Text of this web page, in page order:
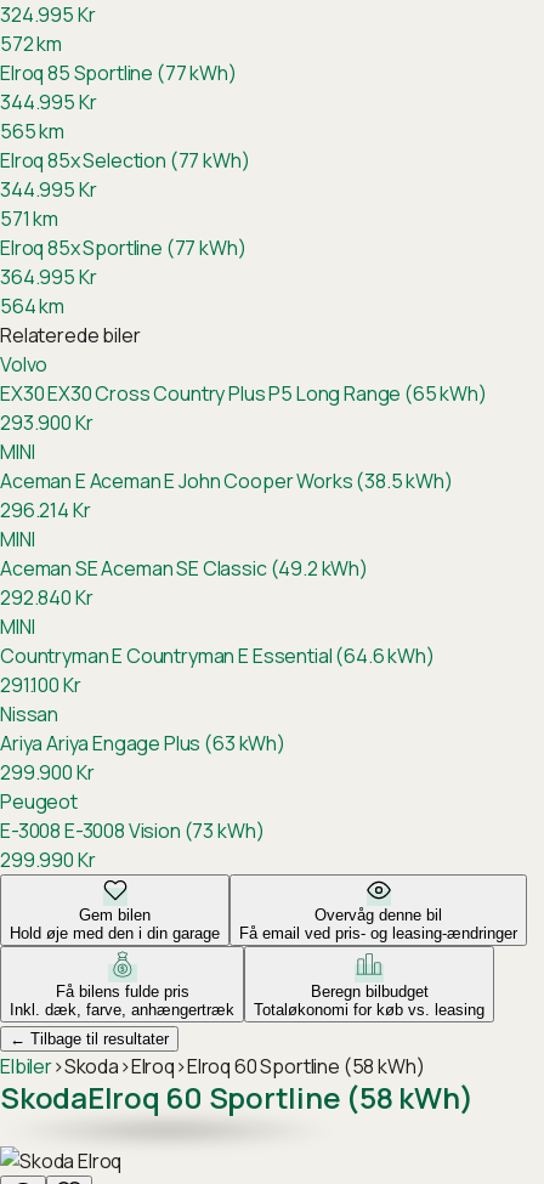
324.995Kr
572km
Elroq 85 Sportline (77 kWh)
344.995Kr
565km
Elroq 85x Selection (77 kWh)
344.995Kr
571km
Elroq 85x Sportline (77 kWh)
364.995Kr
564km
Relaterede biler
Volvo
EX30EX30 Cross Country Plus P5 Long Range (65 kWh)
293.900Kr
MINI
Aceman EAceman E John Cooper Works (38.5 kWh)
296.214Kr
MINI
Aceman SEAceman SE Classic (49.2 kWh)
292.840Kr
MINI
Countryman ECountryman E Essential (64.6 kWh)
291.100Kr
Nissan
AriyaAriya Engage Plus (63 kWh)
299.900Kr
Peugeot
E-3008E-3008 Vision (73 kWh)
299.990Kr
Gem bilen
Hold øje med den i din garage
Overvåg denne bil
Få email ved pris- og leasing-ændringer
Få bilens fulde pris
Inkl. dæk, farve, anhængertræk
Beregn bilbudget
Totaløkonomi for køb vs. leasing
← Tilbage til resultater
Elbiler›Skoda›Elroq›Elroq 60 Sportline (58 kWh)
SkodaElroq 60 Sportline (58 kWh)